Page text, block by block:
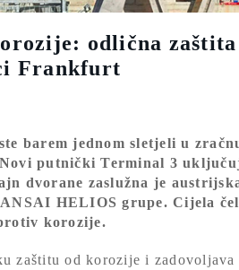
odlična
Frankfurt
barem jednom sletjeli u
putnički Terminal 3
dvorane zaslužna je
HELIOS grupe. Cijela
korozije.
zaštitu od korozije i zadovoljava